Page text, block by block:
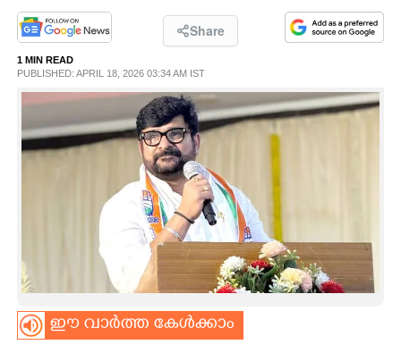
PHOTOS
LIFESTYLE
SPIRITUAL
ASTRO
CARTOONS
Share
1 MIN READ
PUBLISHED: APRIL 18, 2026 03:34 AM IST
ഈ വാർത്ത കേൾക്കാം